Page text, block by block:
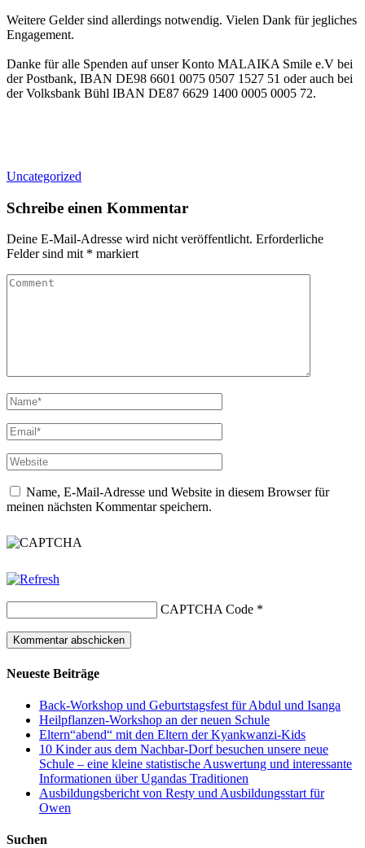
Weitere Gelder sind allerdings notwendig. Vielen Dank für jegliches
Engagement.
Danke für alle Spenden auf unser Konto MALAIKA Smile e.V bei
der Postbank, IBAN DE98 6601 0075 0507 1527 51 oder auch bei
der Volksbank Bühl IBAN DE87 6629 1400 0005 0005 72.
Uncategorized
Schreibe einen Kommentar
Deine E-Mail-Adresse wird nicht veröffentlicht. Erforderliche
Felder sind mit * markiert
Name, E-Mail-Adresse und Website in diesem Browser für
meinen nächsten Kommentar speichern.
CAPTCHA Code *
Neueste Beiträge
Back-Workshop und Geburtstagsfest für Abdul und Isanga
Heilpflanzen-Workshop an der neuen Schule
Eltern“abend“ mit den Eltern der Kyankwanzi-Kids
10 Kinder aus dem Nachbar-Dorf besuchen unsere neue
Schule – eine kleine statistische Auswertung und interessante
Informationen über Ugandas Traditionen
Ausbildungsbericht von Resty und Ausbildungsstart für
Owen
Suchen